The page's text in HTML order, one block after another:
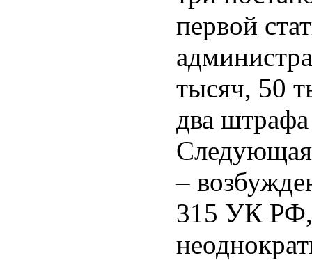
первой
тысяч, 50
два
Следующая
–
315 УК